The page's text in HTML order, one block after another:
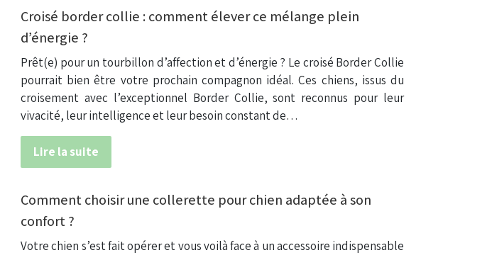
Croisé border collie : comment élever ce mélange plein
d’énergie ?
Prêt(e) pour un tourbillon d’affection et d’énergie ? Le croisé Border Collie
pourrait bien être votre prochain compagnon idéal. Ces chiens, issus du
croisement avec l’exceptionnel Border Collie, sont reconnus pour leur
vivacité, leur intelligence et leur besoin constant de…
Lire la suite
Comment choisir une collerette pour chien adaptée à son
confort ?
Votre chien s’est fait opérer et vous voilà face à un accessoire indispensable